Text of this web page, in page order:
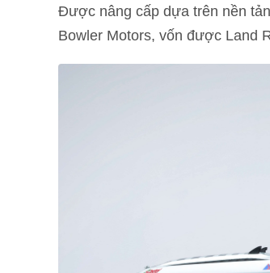
Được nâng cấp dựa trên nền
Bowler Motors, vốn được Land